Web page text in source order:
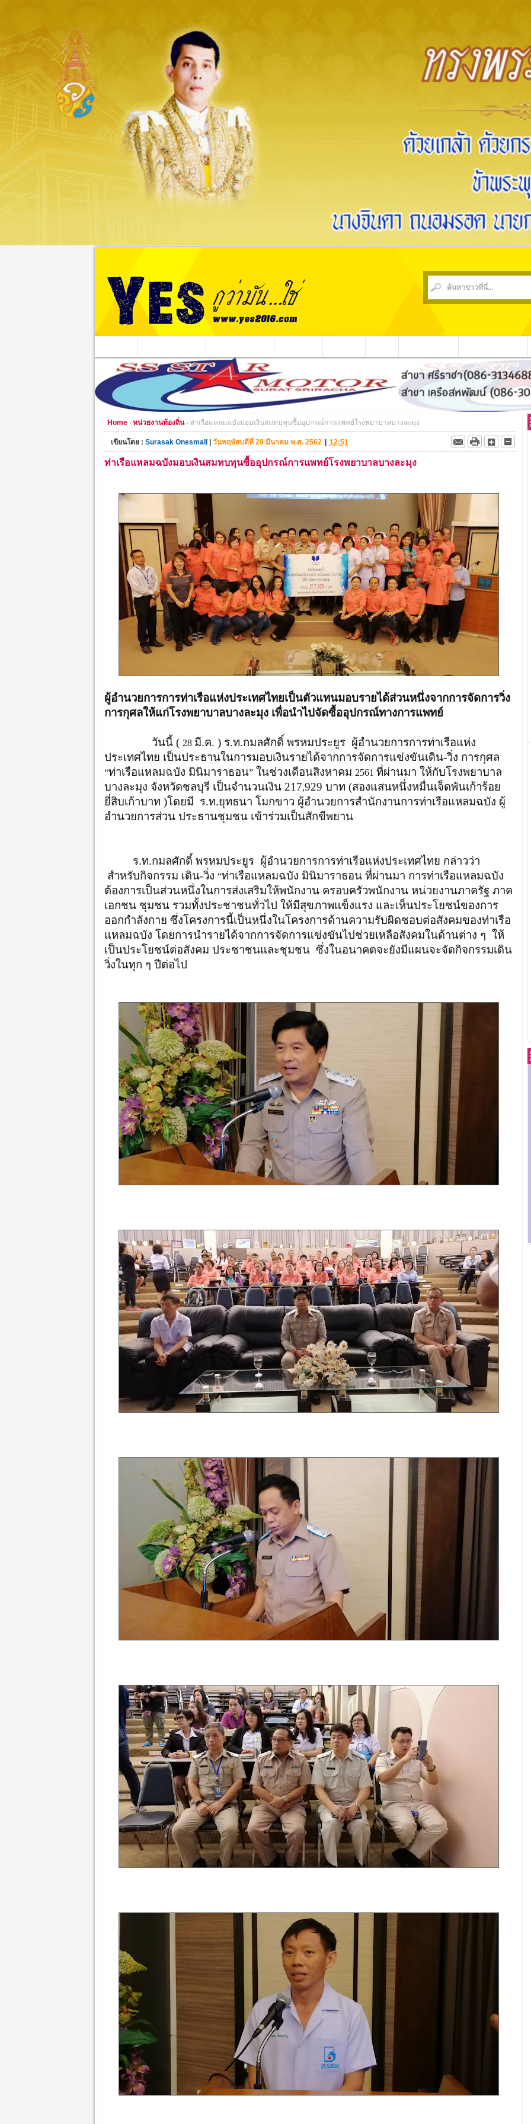
Home หน่วยงานท้องถิ่น ท่าเรือแหลมฉบังมอบเงินสมทบทุนซื้ออุปกรณ์การแพทย์โรงพยาบาลบางละมุง
เขียนโดย : Surasak Onesmall วันพฤหัสบดีที่ 28 มีนาคม พ.ศ. 2562 12:51
ท่าเรือแหลมฉบังมอบเงินสมทบทุนซื้ออุปกรณ์การแพทย์โรงพยาบาลบางละมุง
ผู้อำนวยการการท่าเรือแห่งประเทศไทยเป็นตัวแทนมอบรายได้ส่วนหนึ่งจากการจัดการวิ่ง
การกุศลให้แก่โรงพยาบาลบางละมุง เพื่อนำไปจัดซื้ออุปกรณ์ทางการแพทย์
วันนี้ ( 28 มี.ค. ) ร.ท.กมลศักดิ์ พรหมประยูร ผู้อำนวยการการท่าเรือแห่ง
ประเทศไทย เป็นประธานในการมอบเงินรายได้จากการจัดการแข่งขันเดิน-วิ่ง การกุศล
“ท่าเรือแหลมฉบัง มินิมาราธอน”ในช่วงเดือนสิงหาคม 2561 ที่ผ่านมา ให้กับโรงพยาบาล
บางละมุง จังหวัดชลบุรี เป็นจำนวนเงิน 217,929 บาท (สองแสนหนึ่งหมื่นเจ็ดพันเก้าร้อย
ยี่สิบเก้าบาท )โดยมี ร.ท.ยุทธนา โมกขาว ผู้อำนวยการสำนักงานการท่าเรือแหลมฉบัง ผู้
อำนวยการส่วน ประธานชุมชน เข้าร่วมเป็นสักขีพยาน
ร.ท.กมลศักดิ์ พรหมประยูร ผู้อำนวยการการท่าเรือแห่งประเทศไทย กล่าวว่า
สำหรับกิจกรรม เดิน-วิ่ง “ท่าเรือแหลมฉบัง มินิมาราธอน ที่ผ่านมา การท่าเรือแหลมฉบัง
ต้องการเป็นส่วนหนึ่งในการส่งเสริมให้พนักงาน ครอบครัวพนักงาน หน่วยงานภาครัฐ ภาค
เอกชน ชุมชน รวมทั้งประชาชนทั่วไป ให้มีสุขภาพแข็งแรง และเห็นประโยชน์ของการ
ออกกำลังกาย ซึ่งโครงการนี้เป็นหนึ่งในโครงการด้านความรับผิดชอบต่อสังคมของท่าเรือ
แหลมฉบัง โดยการนำรายได้จากการจัดการแข่งขันไปช่วยเหลือสังคมในด้านต่าง ๆ ให้
เป็นประโยชน์ต่อสังคม ประชาชนและชุมชน ซึ่งในอนาคตจะยังมีแผนจะจัดกิจกรรมเดิน
วิ่งในทุก ๆ ปีต่อไป